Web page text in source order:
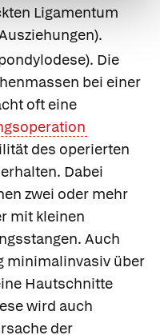
Ligamentum
Die
bei einer
oft eine
des operierten
Dabei
zwei oder mehr
mit kleinen
Auch
minimalinvasiv über
Hautschnitte
wird auch
der